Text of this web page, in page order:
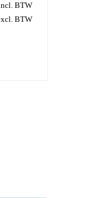
BTW
BTW